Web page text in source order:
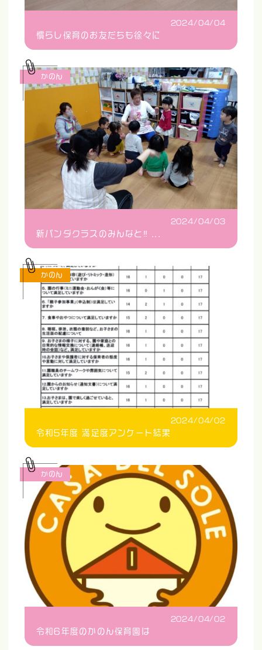
2024/04/04
慣らし保育のお友だちも徐々に
2024/04/03
新パンダクラスのみんなと‼...
かのん
2024/04/02
令和5年度 満足度アンケート結果
かのん
2024/04/02
令和6年度のかのん保育園は
かのん